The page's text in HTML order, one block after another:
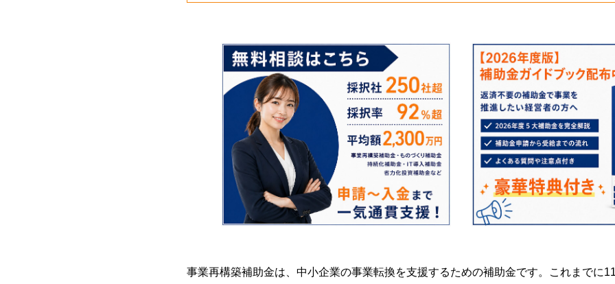
事業再構築補助金は、中小企業の事業転換を支援するための補助金です。これまでに